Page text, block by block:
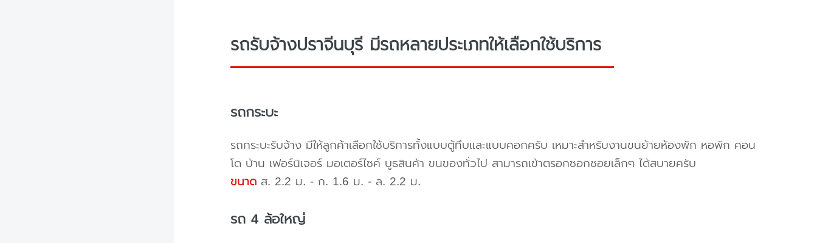
รถรับจ้างปราจีนบุรี มีรถหลายประเภทให้เลือกใช้บริการ
รถกระบะ
รถกระบะรับจ้าง มีให้ลูกค้าเลือกใช้บริการทั้งแบบตู้ทึบและแบบคอกครับ เหมาะสำหรับงานขนย้ายห้องพัก หอพัก คอน
โด บ้าน เฟอร์นิเจอร์ มอเตอร์ไซค์ บูธสินค้า ขนของทั่วไป สามารถเข้าตรอกซอกซอยเล็กๆ ได้สบายครับ
ขนาดส. 2.2 ม. - ก. 1.6 ม. - ล. 2.2 ม.
รถ 4 ล้อใหญ่